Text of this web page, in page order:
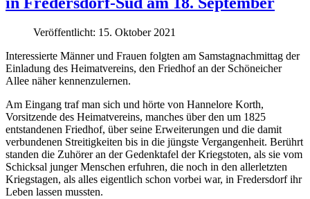
Veröffentlicht: 15. Oktober 2021
Interessierte Männer und Frauen folgten am Samstagnachmittag der
Einladung des Heimatvereins, den Friedhof an der Schöneicher
Allee näher kennenzulernen.
Am Eingang traf man sich und hörte von Hannelore Korth,
Vorsitzende des Heimatvereins, manches über den um 1825
entstandenen Friedhof, über seine Erweiterungen und die damit
verbundenen Streitigkeiten bis in die jüngste Vergangenheit. Berührt
standen die Zuhörer an der Gedenktafel der Kriegstoten, als sie vom
Schicksal junger Menschen erfuhren, die noch in den allerletzten
Kriegstagen, als alles eigentlich schon vorbei war, in Fredersdorf ihr
Leben lassen mussten.